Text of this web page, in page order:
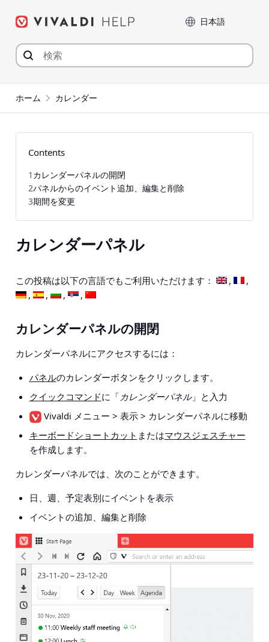
言語
ホーム カレンダー
カレンダーパネル
この投稿は以下の言語でもご利用いただけます：
カレンダーパネルの開閉
カレンダーパネルにアクセスするには：
パネルのカレンダーボタンをクリックします。
クイックコマンドに「カレンダーパネル」と入力
Vivaldi メニュー > 表示 > カレンダーパネルに移動
キーボードショートカット またはマウスジェスチャー
を作成します。
カレンダーパネルでは、次のことができます。
日、週、予定表別にイベントを表示
イベントの追加、編集と削除
Contents
1 カレンダーパネルの開閉
2パネルからのイベント追加、編集と削除
3期間を変更